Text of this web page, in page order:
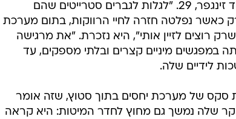
"גיליתי שאני אוהבת לחדור לגברים", מספרת שקד זינגפר, 29. "לגלות לגברים סטרייטים שהם
כאשר נפלטה חזרה לחיי הרווקות, בתום מערכת
"הייתי רק בת 24 והרגשתי שרק רוצים לזיין אותי", היא נזכרת. "את מרגישה
במפגשים מיניים קצרים ובלתי מספקים, עד
לידיים שלה.
סקס של מערכת יחסים בתוך סטוץ, שזה אומר
שלה נמשך גם מחוץ לחדר המיטות: היא קראה